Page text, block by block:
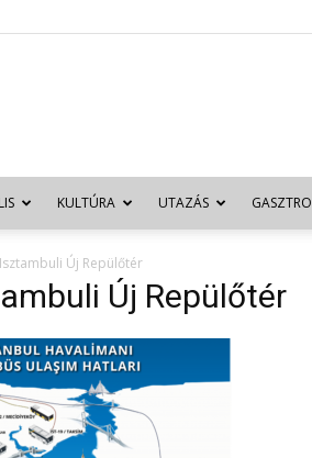
KULTÚRA UTAZÁS GASZTRO
Isztambuli Új Repülőtér
Új Repülőtér